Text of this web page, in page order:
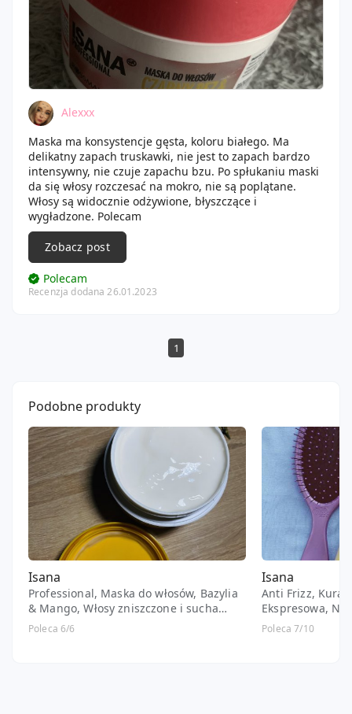
Alexxx
Maska ma konsystencje gęsta, koloru białego. Ma
delikatny zapach truskawki, nie jest to zapach bardzo
intensywny, nie czuje zapachu bzu. Po spłukaniu maski
da się włosy rozczesać na mokro, nie są poplątane.
Włosy są widocznie odżywione, błyszczące i
wygładzone. Polecam
Zobacz post
Polecam
Recenzja dodana 26.01.2023
1
Podobne produkty
Isana
Professional, Maska do włosów, Bazylia
& Mango, Włosy zniszczone i sucha
skóra głowy
Poleca 6/6
Isana
Anti Frizz,
Ekspresowa,
arganowym,
Poleca 7/10